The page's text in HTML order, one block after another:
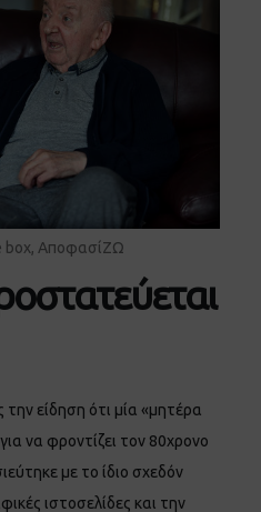
box, ΑποφασίΖΩ
είδηση ότι μία «μητέρα
να φροντίζει τον 80χρονο
με το ίδιο σχεδόν
ιστοσελίδες και την